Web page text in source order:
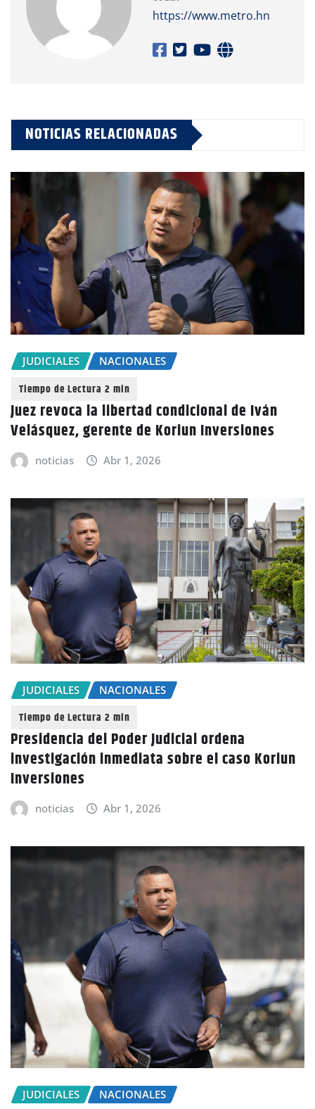
https://www.metro.hn
NOTICIAS RELACIONADAS
JUDICIALES NACIONALES
Juez revoca la libertad condicional de Iván
Velásquez, gerente de Koriun Inversiones
noticias Abr 1, 2026
JUDICIALES NACIONALES
Presidencia del Poder Judicial ordena
investigación inmediata sobre el caso Koriun
Inversiones
noticias Abr 1, 2026
JUDICIALES NACIONALES